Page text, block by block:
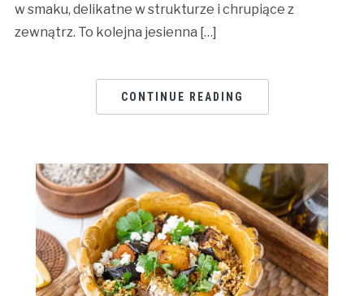
w smaku, delikatne w strukturze i chrupiące z
zewnątrz. To kolejna jesienna […]
CONTINUE READING